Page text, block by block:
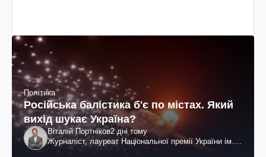
Політика
Російська балістика б'є по містах. Який
вихід шукає Україна?
Віталій Портніков2 дні тому
Журналіст, лауреат Національної премії України ім.